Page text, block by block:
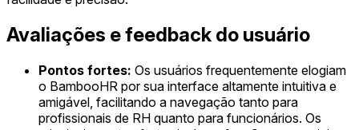
Avaliações e feedback do usuário
Pontos fortes: Os usuários frequentemente elogiam
o BambooHR por sua interface altamente intuitiva e
amigável, facilitando a navegação tanto para
profissionais de RH quanto para funcionários. Os